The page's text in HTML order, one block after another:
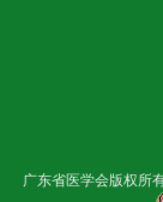
广东省医学会版权所